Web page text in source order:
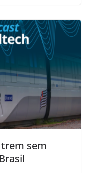
trem sem